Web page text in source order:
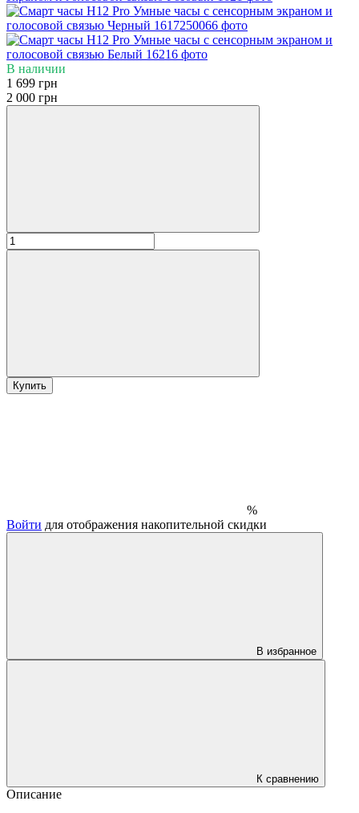
В наличии
1 699 грн
2 000 грн
Купить
%
Войти для отображения накопительной скидки
В избранное
К сравнению
Описание